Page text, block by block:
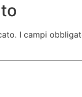
I campi